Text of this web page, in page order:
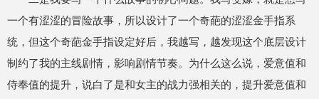
一个有涩涩的冒险故事，所以设计了一个奇葩的涩涩金手指系
统，但这个奇葩金手指设定好后，我越写，越发现这个底层设计
制约了我的主线剧情，影响剧情节奏。为什么这么说，爱意值和
侍奉值的提升，说白了是和女主的战力强相关的，提升爱意值和